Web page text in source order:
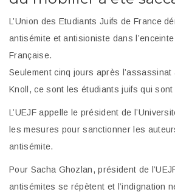
L’Union des Etudiants Juifs de France
antisémite et antisioniste dans
Française.
Seulement cinq jours après l’assassinat
Knoll, ce sont les étudiants juifs qui
L’UEJF appelle le président de
les mesures pour sanctionner les
antisémite.
Pour Sacha Ghozlan, président de
antisémites se répètent et l’indignation